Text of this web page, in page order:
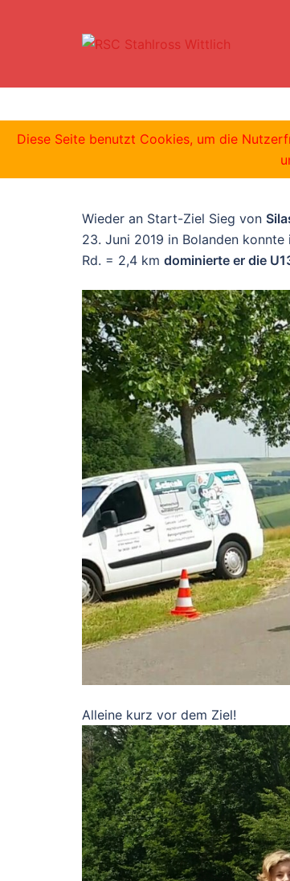
Bolanden
Wieder an Start-Ziel Sieg von
23. Juni 2019 in Bolanden
Rd. = 2,4 km dominierte er die
Alleine kurz vor dem Ziel!
Diese Seite benutzt Cookies, um die